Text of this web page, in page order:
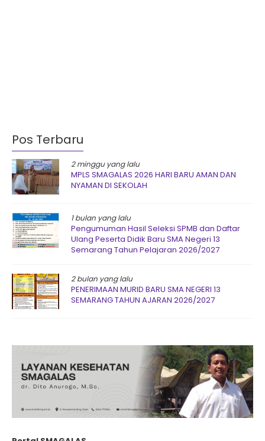
Pos Terbaru
2 minggu yang lalu
MPLS SMAGALAS 2026 HARI BARU AMAN DAN
NYAMAN DI SEKOLAH
1 bulan yang lalu
Pengumuman Hasil Seleksi SPMB dan Daftar
Ulang Peserta Didik Baru SMA Negeri 13
Semarang Tahun Pelajaran 2026/2027
2 bulan yang lalu
PENERIMAAN MURID BARU SMA NEGERI 13
SEMARANG TAHUN AJARAN 2026/2027